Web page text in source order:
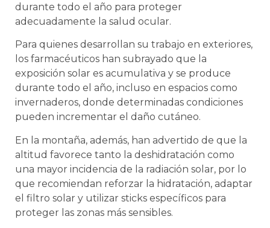
durante todo el año para proteger
adecuadamente la salud ocular.
Para quienes desarrollan su trabajo en exteriores,
los farmacéuticos han subrayado que la
exposición solar es acumulativa y se produce
durante todo el año, incluso en espacios como
invernaderos, donde determinadas condiciones
pueden incrementar el daño cutáneo.
En la montaña, además, han advertido de que la
altitud favorece tanto la deshidratación como
una mayor incidencia de la radiación solar, por lo
que recomiendan reforzar la hidratación, adaptar
el filtro solar y utilizar sticks específicos para
proteger las zonas más sensibles.